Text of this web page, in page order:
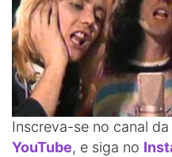
Inscreva-se no canal da
YouTube, e siga no